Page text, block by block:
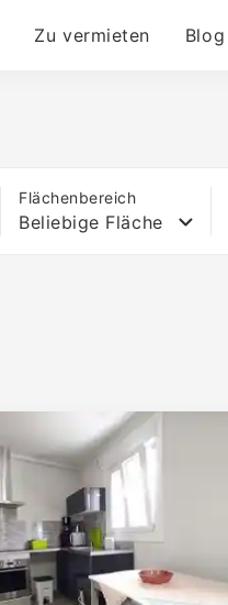
Zu vermieten Blog
Flächenbereich
Beliebige Fläche